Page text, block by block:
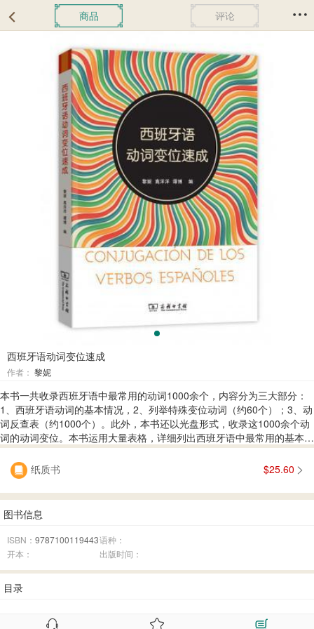
商品 评论
西班牙语动词变位速成
作者： 黎妮
本书一共收录西班牙语中最常用的动词1000余个，内容分为三大部分：
1、西班牙语动词的基本情况，2、列举特殊变位动词（约60个）；3、动
词反查表（约1000个）。此外，本书还以光盘形式，收录这1000余个动
词的动词变位。本书运用大量表格，详细列出西班牙语中最常用的基本动
词的变位情况。可用于学生背诵，也可为西班牙语工作者提供备查和参考
作用。 纸质书 $25.60
图书信息
ISBN： 9787100119443语种：
开本：
出版时间：
目录